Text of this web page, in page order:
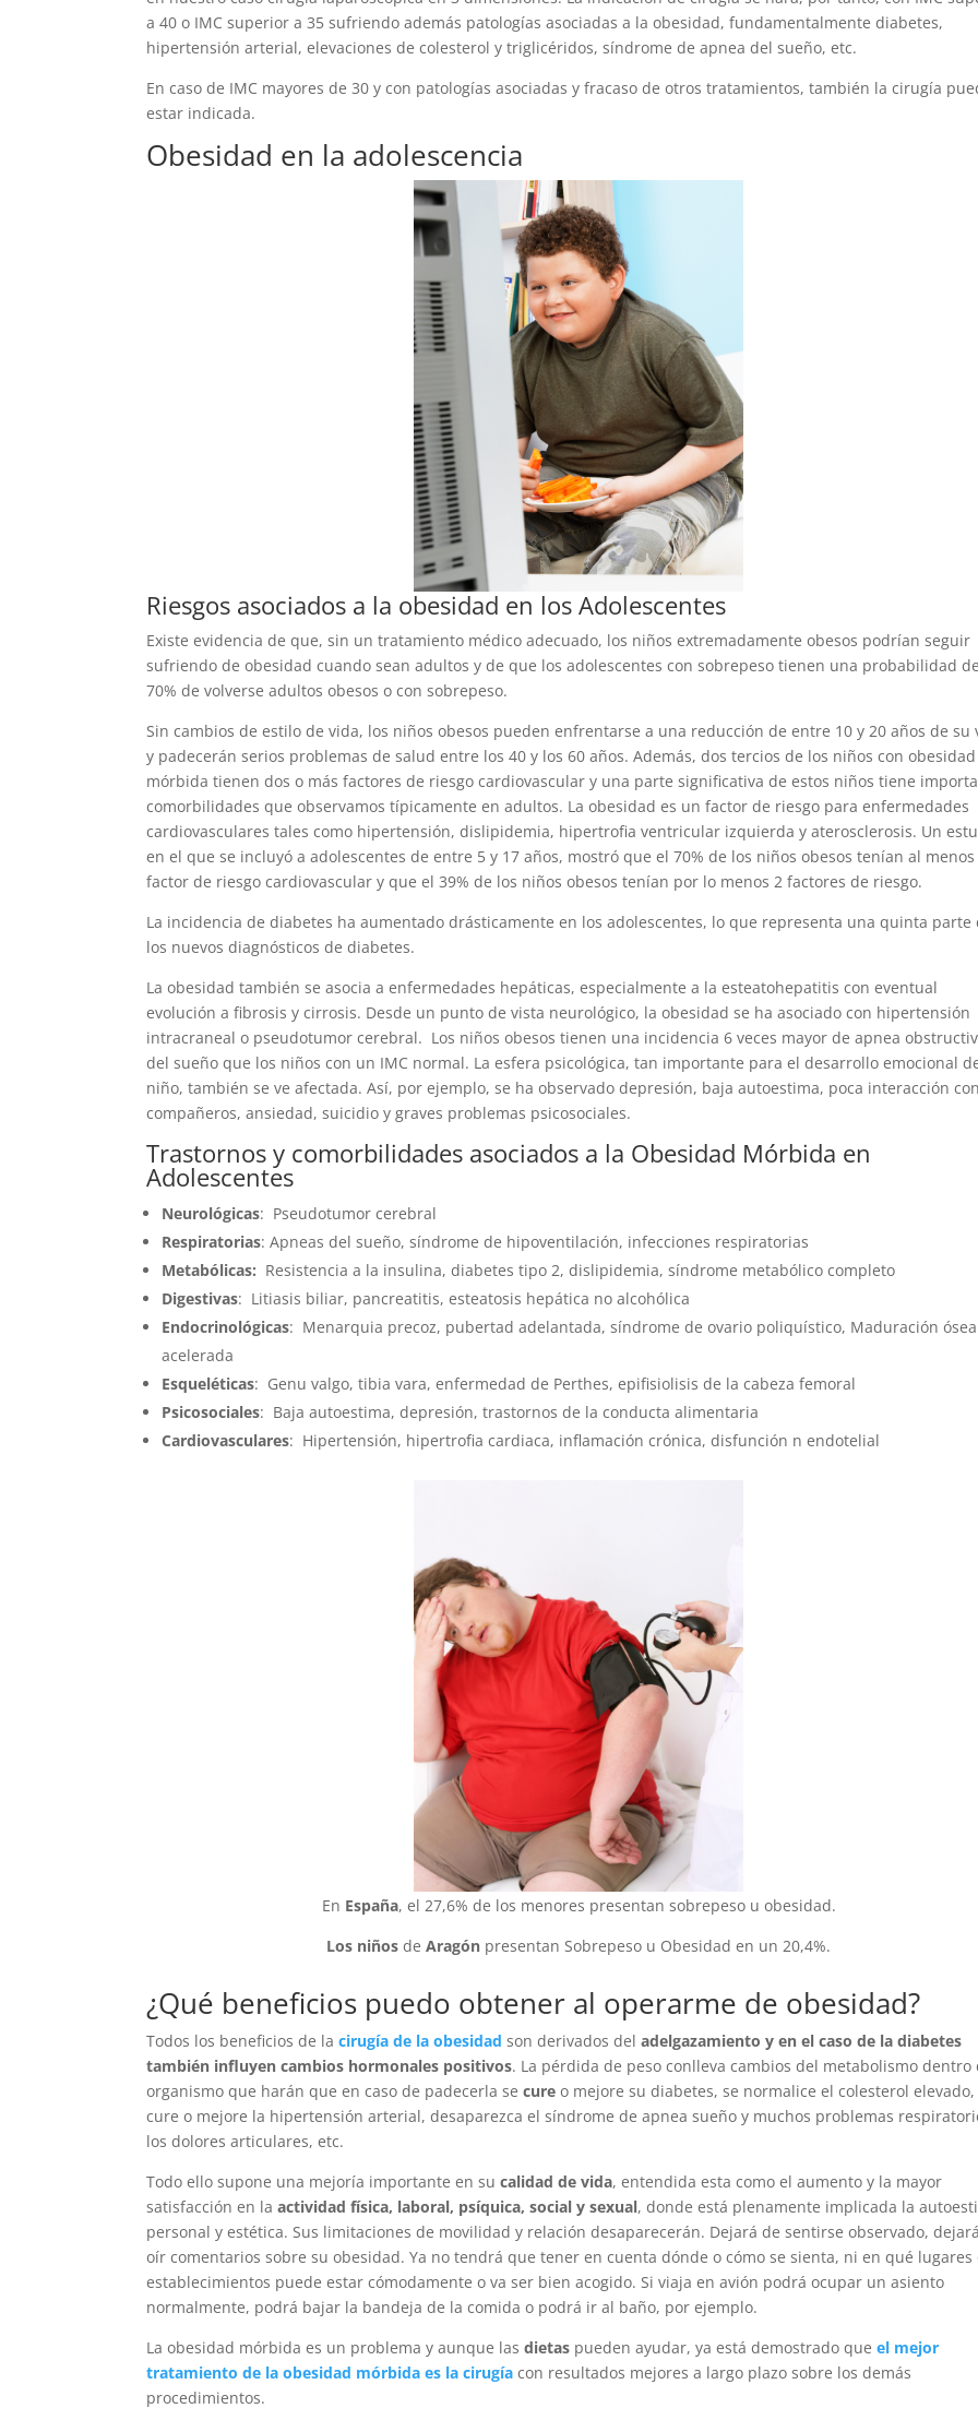
a 40 o IMC superior a 35 sufriendo además patologías asociadas a la obesidad, fundamentalmente diabetes,
hipertensión arterial, elevaciones de colesterol y triglicéridos, síndrome de apnea del sueño, etc.
En caso de IMC mayores de 30 y con patologías asociadas y fracaso de otros tratamientos, también la cirugía
estar indicada.
Obesidad en la adolescencia
Riesgos asociados a la obesidad en los Adolescentes
Existe evidencia de que, sin un tratamiento médico adecuado, los niños extremadamente obesos podrían seguir
sufriendo de obesidad cuando sean adultos y de que los adolescentes con sobrepeso tienen una probabilidad
70% de volverse adultos obesos o con sobrepeso.
Sin cambios de estilo de vida, los niños obesos pueden enfrentarse a una reducción de entre 10 y 20 años de su
y padecerán serios problemas de salud entre los 40 y los 60 años. Además, dos tercios de los niños con obesidad
mórbida tienen dos o más factores de riesgo cardiovascular y una parte significativa de estos niños tiene
comorbilidades que observamos típicamente en adultos. La obesidad es un factor de riesgo para enfermedades
cardiovasculares tales como hipertensión, dislipidemia, hipertrofia ventricular izquierda y aterosclerosis. Un
en el que se incluyó a adolescentes de entre 5 y 17 años, mostró que el 70% de los niños obesos tenían al
factor de riesgo cardiovascular y que el 39% de los niños obesos tenían por lo menos 2 factores de riesgo.
La incidencia de diabetes ha aumentado drásticamente en los adolescentes, lo que representa una quinta parte
los nuevos diagnósticos de diabetes.
La obesidad también se asocia a enfermedades hepáticas, especialmente a la esteatohepatitis con eventual
evolución a fibrosis y cirrosis. Desde un punto de vista neurológico, la obesidad se ha asociado con hipertensión
intracraneal o pseudotumor cerebral. Los niños obesos tienen una incidencia 6 veces mayor de apnea
del sueño que los niños con un IMC normal. La esfera psicológica, tan importante para el desarrollo emocional
niño, también se ve afectada. Así, por ejemplo, se ha observado depresión, baja autoestima, poca interacción
compañeros, ansiedad, suicidio y graves problemas psicosociales.
Trastornos y comorbilidades asociados a la Obesidad Mórbida en
Adolescentes
Neurológicas: Pseudotumor cerebral
Respiratorias: Apneas del sueño, síndrome de hipoventilación, infecciones respiratorias
Metabólicas: Resistencia a la insulina, diabetes tipo 2, dislipidemia, síndrome metabólico completo
Digestivas: Litiasis biliar, pancreatitis, esteatosis hepática no alcohólica
Endocrinológicas: Menarquia precoz, pubertad adelantada, síndrome de ovario poliquístico, Maduración ósea
acelerada
Esqueléticas: Genu valgo, tibia vara, enfermedad de Perthes, epifisiolisis de la cabeza femoral
Psicosociales: Baja autoestima, depresión, trastornos de la conducta alimentaria
Cardiovasculares: Hipertensión, hipertrofia cardiaca, inflamación crónica, disfunción n endotelial
En España, el 27,6% de los menores presentan sobrepeso u obesidad.
Los niñosdeAragón presentan Sobrepeso u Obesidad en un 20,4%.
¿Qué beneficios puedo obtener al operarme de obesidad?
Todos los beneficios de lacirugía de la obesidad son derivados deladelgazamiento y en el caso de la diabetes
también influyen cambios hormonales positivos. La pérdida de peso conlleva cambios del metabolismo dentro
organismo que harán que en caso de padecerla secure o mejore su diabetes, se normalice el colesterol elevado,
cure o mejore la hipertensión arterial, desaparezca el síndrome de apnea sueño y muchos problemas
los dolores articulares, etc.
Todo ello supone una mejoría importante en sucalidad de vida, entendida esta como el aumento y la mayor
satisfacción en laactividad física, laboral, psíquica, social y sexual, donde está plenamente implicada la
personal y estética. Sus limitaciones de movilidad y relación desaparecerán. Dejará de sentirse observado,
oír comentarios sobre su obesidad. Ya no tendrá que tener en cuenta dónde o cómo se sienta, ni en qué lugares
establecimientos puede estar cómodamente o va ser bien acogido. Si viaja en avión podrá ocupar un asiento
normalmente, podrá bajar la bandeja de la comida o podrá ir al baño, por ejemplo.
La obesidad mórbida es un problema y aunque lasdietas pueden ayudar, ya está demostrado queel mejor
tratamiento de la obesidad mórbida es la cirugía con resultados mejores a largo plazo sobre los demás
procedimientos.